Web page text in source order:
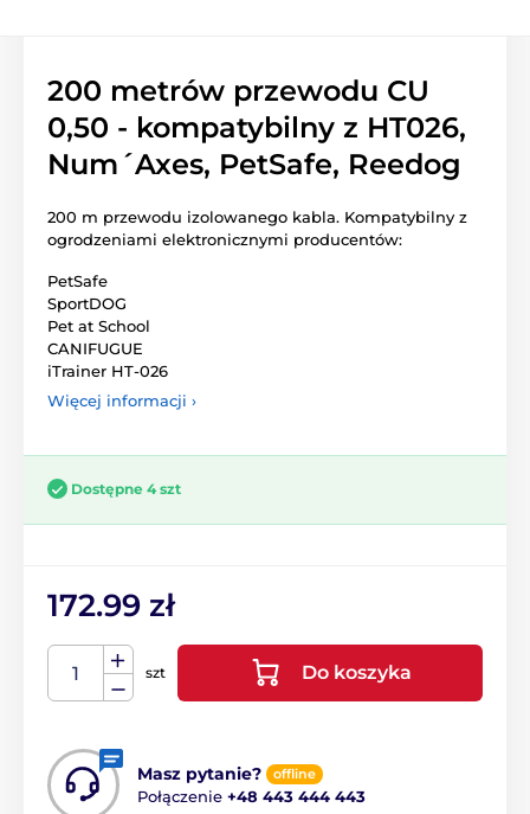
200 metrów przewodu CU
0,50 - kompatybilny z HT026,
Num´Axes, PetSafe, Reedog
200 m przewodu izolowanego kabla. Kompatybilny z
ogrodzeniami elektronicznymi producentów:
PetSafe
SportDOG
Pet at School
CANIFUGUE
iTrainer HT-026
Więcej informacji ›
Dostępne 4 szt
172.99 zł
szt Do koszyka
Masz pytanie? offline
Połączenie +48 443 444 443